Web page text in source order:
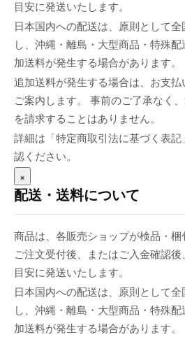
目安に発送いたします。
日本国内への配送は、原則として
し、沖縄・離島・大型商品・特殊
加送料が発生する場合があります。
追加送料が発生する場合は、お支
ご案内します。 事前のご了承なく
を請求することはありません。
詳細は「特定商取引法に基づく表
認ください。
×
配送・送料について
商品は、各販売ショップが検品・梱
ご注文受付後、またはご入金確認
目安に発送いたします。
日本国内への配送は、原則として
し、沖縄・離島・大型商品・特殊
加送料が発生する場合があります。